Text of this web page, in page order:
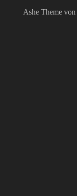
Ashe Theme von